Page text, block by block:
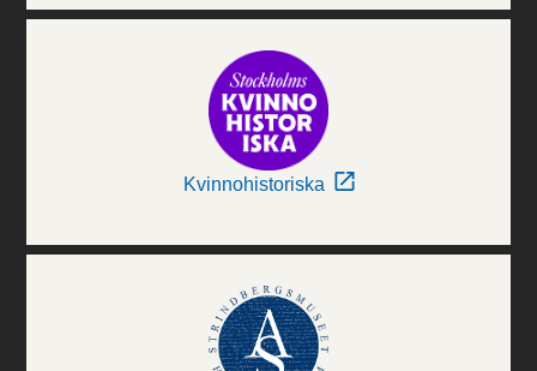
Kvinnohistoriska